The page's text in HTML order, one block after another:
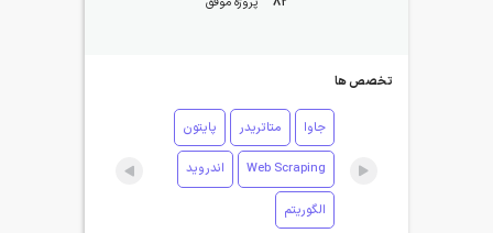
تخصص ها
جاوا متاتریدر پایتون
Web Scraping اندروید
الگوریتم